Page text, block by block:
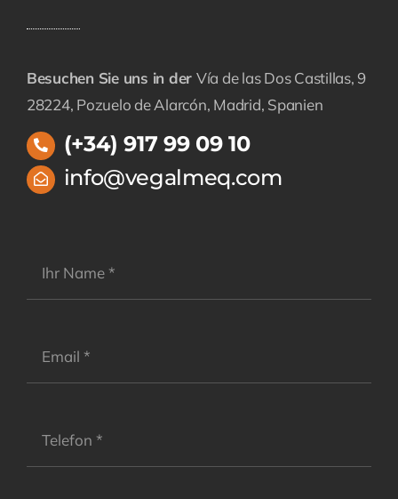
Besuchen Sie uns in der Vía de las Dos Castillas, 9
28224, Pozuelo de Alarcón, Madrid, Spanien
(+34) 917 99 09 10
info@vegalmeq.com